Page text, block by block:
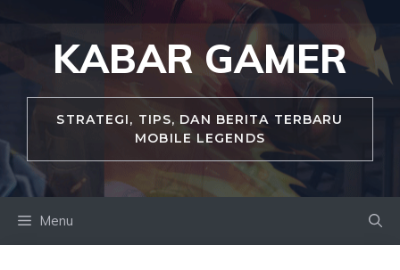
content
KABAR GAMER
STRATEGI, TIPS, DAN BERITA TERBARU
MOBILE LEGENDS
Menu